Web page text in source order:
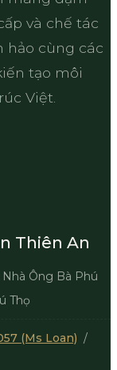
và chế tác
hảo cùng các
tạo môi
Việt.
Thiên An
Nhà Ông Bà Phú
Thọ
(Ms Loan) /